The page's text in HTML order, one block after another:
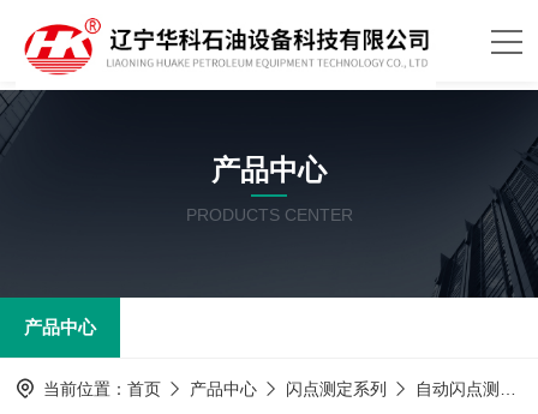
产品中心
PRODUCTS CENTER
产品中心
当前位置： 首页 产品中心 闪点测定系列 自动闪点测定器